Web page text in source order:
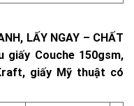
LẤY NGAY – CHẤT
giấy Couche 150gsm,
giấy Mỹ thuật có